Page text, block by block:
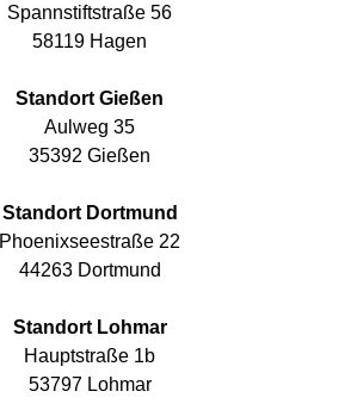
Spannstiftstraße 56
58119 Hagen
Standort Gießen
Aulweg 35
35392 Gießen
Standort Dortmund
Phoenixseestraße 22
44263 Dortmund
Standort Lohmar
Hauptstraße 1b
53797 Lohmar